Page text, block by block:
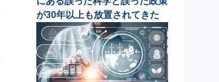
が30年以上も放置されてきた